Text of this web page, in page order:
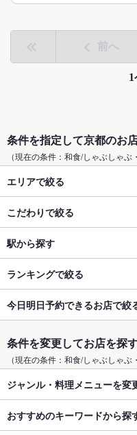
前へ
1
条件を指定して京都のお
（現在の条件：和食/しゃぶしゃぶ
エリアで絞る
こだわりで絞る
駅から探す
ランキングで絞る
今日明日予約できるお店で絞
条件を変更してお店を探
（現在の条件：和食/しゃぶしゃぶ
ジャンル・料理メニューを変
おすすめのキーワードから探